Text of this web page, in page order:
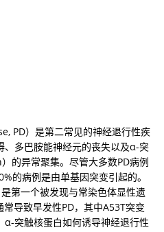
PD）是第二常见的神经退行性疾
、多巴胺能神经元的丧失以及α-突
的异常聚集。尽管大多数PD病例
的病例是由单基因突变引起的。
第一个被发现与常染色体显性遗
导致早发性PD，其中A53T突变
突触核蛋白如何诱导神经退行性